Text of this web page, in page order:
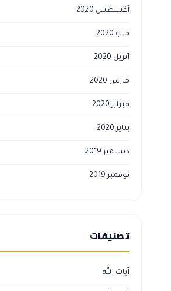
أغسطس 2020
مايو 2020
أبريل 2020
مارس 2020
فبراير 2020
يناير 2020
ديسمبر 2019
نوفمبر 2019
تصنيفات
آيات الله